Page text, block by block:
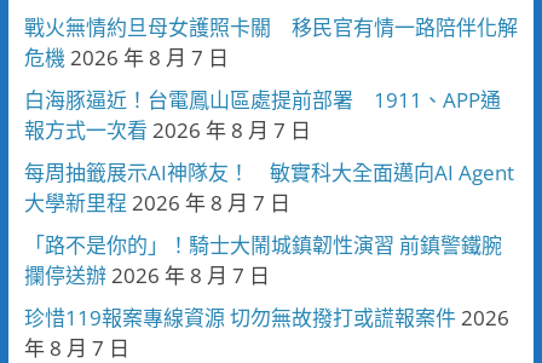
戰火無情約旦母女護照卡關 移民官有情一路陪伴化解
危機 2026 年 8 月 7 日
白海豚逼近！台電鳳山區處提前部署 1911、APP通
報方式一次看 2026 年 8 月 7 日
每周抽籤展示AI神隊友！ 敏實科大全面邁向AI Agent
大學新里程 2026 年 8 月 7 日
「路不是你的」！騎士大鬧城鎮韌性演習 前鎮警鐵腕
攔停送辦 2026 年 8 月 7 日
珍惜119報案專線資源 切勿無故撥打或謊報案件 2026
年 8 月 7 日